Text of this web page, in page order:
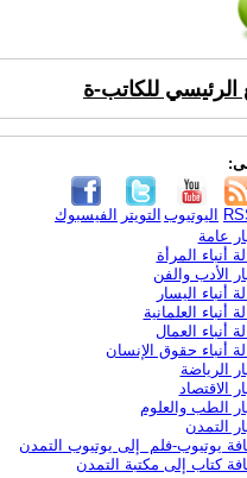
الرئيسي للكاتب-ة
الفيسبوك التويتر اليوتيوب
عامة
أنباء المرأة
الأدب والفن
أنباء اليسار
أنباء العلمانية
أنباء العمال
أنباء حقوق الإنسان
الرياضة
الاقتصاد
الطب والعلوم
التمدن
يوتيوب-فلم إلى يوتيوب التمدن
كتاب إلى مكتبة التمدن